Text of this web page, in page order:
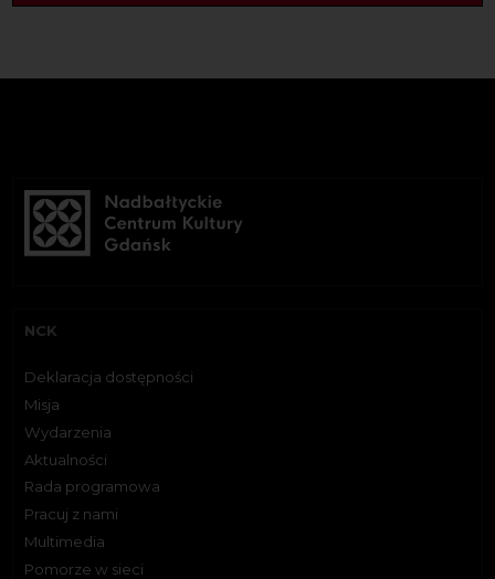
NCK
Deklaracja dostępności
Misja
Wydarzenia
Aktualności
Rada programowa
Pracuj z nami
Multimedia
Pomorze w sieci